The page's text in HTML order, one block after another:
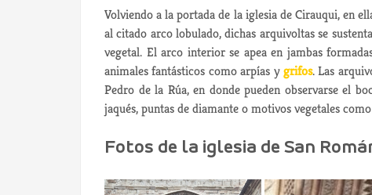
Volviendo a la portada de la iglesia de Cirauqui, en
al citado arco lobulado, dichas arquivoltas se
vegetal. El arco interior se apea en jambas
animales fantásticos como arpías ygrifos. Las
Pedro de la Rúa, en donde pueden observarse el
jaqués, puntas de diamante o motivos vegetales
Fotos de la iglesia de San